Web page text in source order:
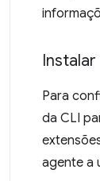
Instalar
Para
da CLI
agente a